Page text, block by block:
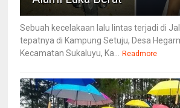
Sebuah kecelakaan lalu lintas terjadi di
tepatnya di Kampung Setuju, Desa
Kecamatan Sukaluyu, Ka... Readmore